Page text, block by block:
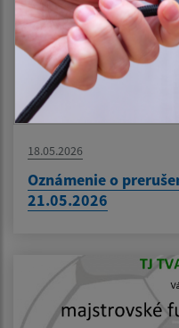
18.05.2026
Oznámenie o
21.05.2026